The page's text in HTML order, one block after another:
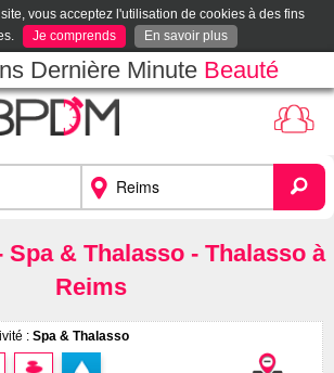
vous acceptez l'utilisation de cookies à des fins
Je comprends En savoir plus
Dernière Minute Beauté
Spa & Thalasso - Thalasso à
Reims
: Spa & Thalasso